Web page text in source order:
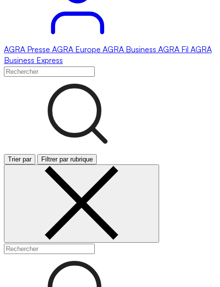
AGRA Presse AGRA Europe AGRA Business AGRA Fil AGRA
Business Express
Trier par Filtrer par rubrique